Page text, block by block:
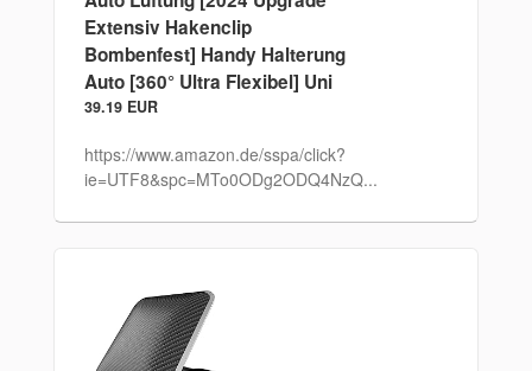
Extensiv Hakenclip
Bombenfest] Handy Halterung
Auto [360° Ultra Flexibel] Uni
39.19 EUR
https://www.amazon.de/sspa/click?
ie=UTF8&spc=MTo0ODg2ODQ4NzQ...